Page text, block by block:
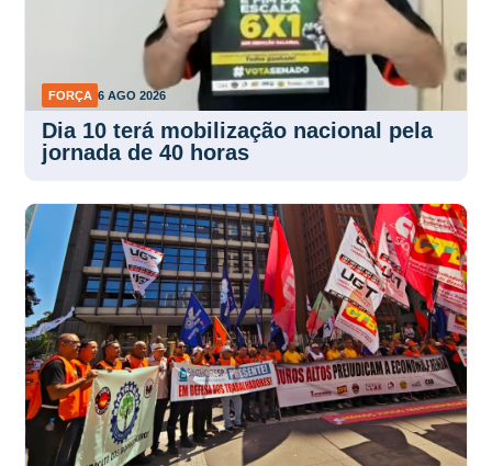
FORÇA 6 AGO 2026
Dia 10 terá mobilização nacional pela
jornada de 40 horas